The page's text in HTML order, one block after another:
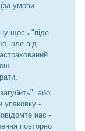
(за умови
щось "піде
але від
або
упаковку -
нас -
повторно